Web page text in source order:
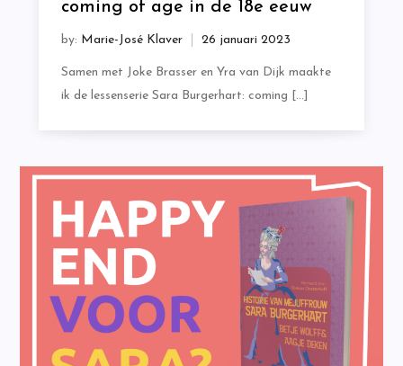
coming of age in de 18e eeuw
by: Marie-José Klaver
Samen met Joke Brasser en Yra van Dijk maakte
ik de lessenserie Sara Burgerhart: coming […]